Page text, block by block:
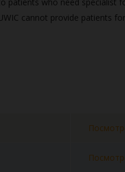
cannot provide patients